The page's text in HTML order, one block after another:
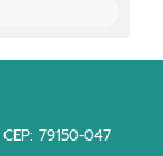
em
79150-047